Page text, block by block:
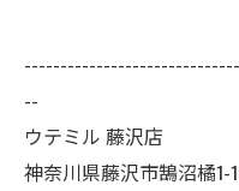
--
ウテミル 藤沢店
神奈川県藤沢市鵠沼橘1-